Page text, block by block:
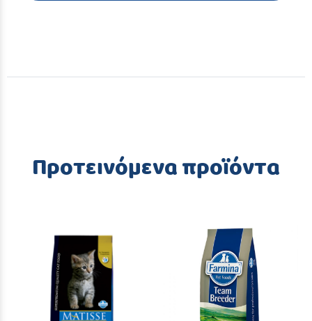
Προτεινόμενα προϊόντα